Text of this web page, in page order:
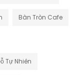
Bàn Tròn Cafe
Tự Nhiên